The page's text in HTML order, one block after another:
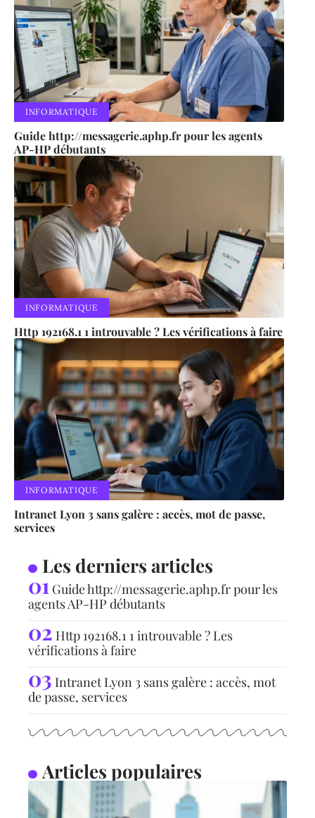
INFORMATIQUE
Guide http://messagerie.aphp.fr pour les agents
AP-HP débutants
INFORMATIQUE
Http 192168.1 1 introuvable ? Les vérifications à faire
INFORMATIQUE
Intranet Lyon 3 sans galère : accès, mot de passe,
services
Les derniers articles
Guide http://messagerie.aphp.fr pour les
agents AP-HP débutants
Http 192168.1 1 introuvable ? Les
vérifications à faire
Intranet Lyon 3 sans galère : accès, mot
de passe, services
Articles populaires